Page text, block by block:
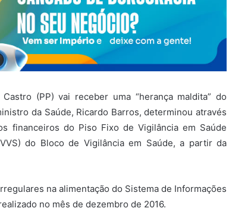
(PP) vai receber uma “herança maldita” do
da Saúde, Ricardo Barros, determinou através
financeiros do Piso Fixo de Vigilância em Saúde
do Bloco de Vigilância em Saúde, a partir da
na alimentação do Sistema de Informações
no mês de dezembro de 2016.